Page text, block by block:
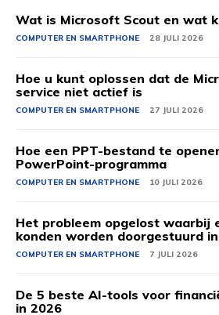
Wat is Microsoft Scout en wat
COMPUTER EN SMARTPHONE 28 JULI 2026
Hoe u kunt oplossen dat de
service niet actief is
COMPUTER EN SMARTPHONE 27 JULI 2026
Hoe een PPT-bestand te
PowerPoint-programma
COMPUTER EN SMARTPHONE 10 JULI 2026
Het probleem opgelost waarbij
konden worden doorgestuurd
COMPUTER EN SMARTPHONE 7 JULI 2026
De 5 beste AI-tools voor
in 2026